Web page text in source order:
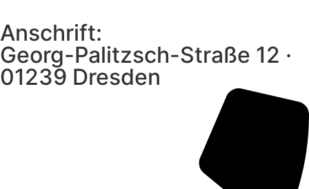
Anschrift:
Georg-Palitzsch-Straße 12 ·
01239 Dresden